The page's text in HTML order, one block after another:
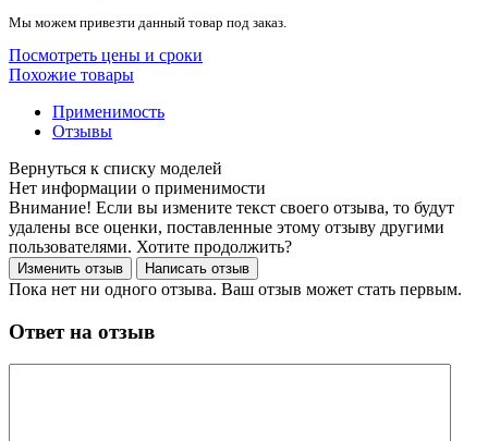
Мы можем привезти данный товар под заказ.
Посмотреть цены и сроки
Похожие товары
Применимость
Отзывы
Нет информации о применимости
Внимание! Если вы измените текст своего отзыва, то будут
удалены все оценки, поставленные этому отзыву другими
пользователями. Хотите продолжить?
Пока нет ни одного отзыва. Ваш отзыв может стать первым.
Ответ на отзыв